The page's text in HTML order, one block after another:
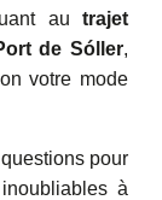
au trajet
de Sóller,
votre mode
pour
à